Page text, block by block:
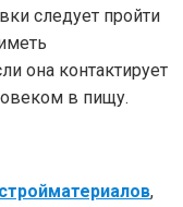
следует пройти
она контактирует
в пищу.
стройматериалов,